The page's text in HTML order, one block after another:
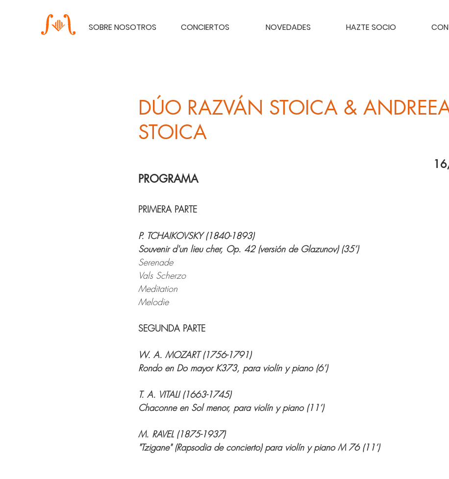
SOBRE NOSOTROS CONCIERTOS NOVEDADES HAZTE SOCIO
DÚO RAZVÁN STOICA &
STOICA
PROGRAMA
PRIMERA PARTE
P. TCHAIKOVSKY (1840-1893)
Souvenir d'un lieu cher, Op. 42 (versión de Glazunov) (35’)
Serenade
Vals Scherzo
Meditation
Melodie
SEGUNDA PARTE
W. A. MOZART (1756-1791)
Rondo en Do mayor K373, para violín y piano (6’)
T. A. VITALI (1663-1745)
Chaconne en Sol menor, para violín y piano (11’)
M. RAVEL (1875-1937)
"Tzigane" (Rapsodia de concierto) para violín y piano M 76 (11’)